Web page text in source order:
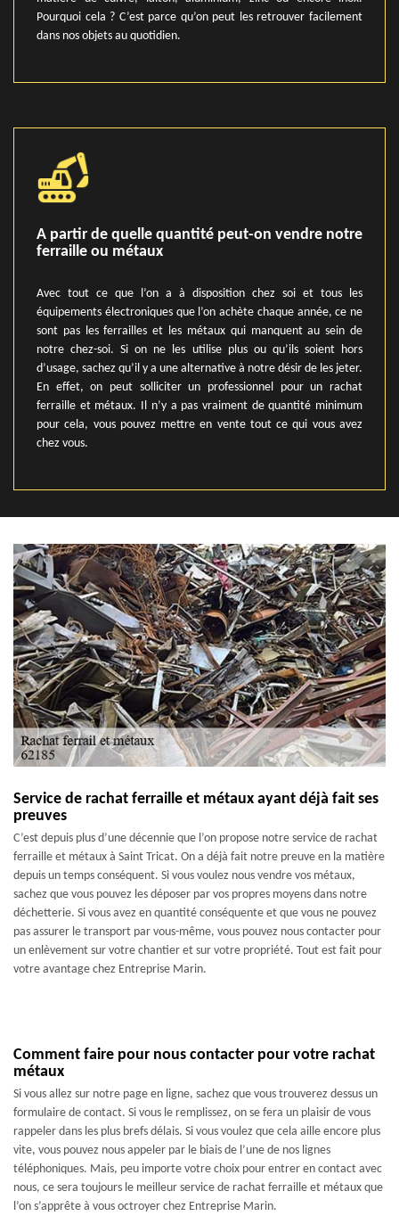
Pourquoi cela ? C’est parce qu’on peut les retrouver facilement
dans nos objets au quotidien.
A partir de quelle quantité peut-on vendre notre
ferraille ou métaux
Avec tout ce que l’on a à disposition chez soi et tous les
équipements électroniques que l’on achète chaque année, ce ne
sont pas les ferrailles et les métaux qui manquent au sein de
notre chez-soi. Si on ne les utilise plus ou qu’ils soient hors
d’usage, sachez qu’il y a une alternative à notre désir de les jeter.
En effet, on peut solliciter un professionnel pour un rachat
ferraille et métaux. Il n’y a pas vraiment de quantité minimum
pour cela, vous pouvez mettre en vente tout ce qui vous avez
chez vous.
Service de rachat ferraille et métaux ayant déjà fait ses
preuves
C’est depuis plus d’une décennie que l’on propose notre service de rachat
ferraille et métaux à Saint Tricat. On a déjà fait notre preuve en la matière
depuis un temps conséquent. Si vous voulez nous vendre vos métaux,
sachez que vous pouvez les déposer par vos propres moyens dans notre
déchetterie. Si vous avez en quantité conséquente et que vous ne pouvez
pas assurer le transport par vous-même, vous pouvez nous contacter pour
un enlèvement sur votre chantier et sur votre propriété. Tout est fait pour
votre avantage chez Entreprise Marin.
Comment faire pour nous contacter pour votre rachat
métaux
Si vous allez sur notre page en ligne, sachez que vous trouverez dessus un
formulaire de contact. Si vous le remplissez, on se fera un plaisir de vous
rappeler dans les plus brefs délais. Si vous voulez que cela aille encore plus
vite, vous pouvez nous appeler par le biais de l’une de nos lignes
téléphoniques. Mais, peu importe votre choix pour entrer en contact avec
nous, ce sera toujours le meilleur service de rachat ferraille et métaux que
l’on s’apprête à vous octroyer chez Entreprise Marin.